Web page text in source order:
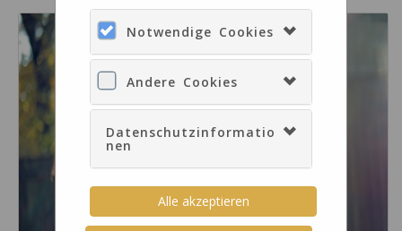
Notwendige Cookies
Andere Cookies
Datenschutzinformatio
nen
Alle akzeptieren